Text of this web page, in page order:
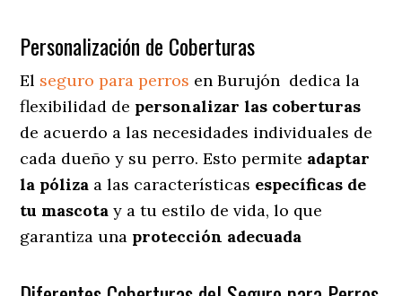
Personalización de Coberturas
El seguro para perros en Burujón dedica la
flexibilidad de personalizar las coberturas
de acuerdo a las necesidades individuales de
cada dueño y su perro. Esto permite adaptar
la póliza a las características específicas de
tu mascota y a tu estilo de vida, lo que
garantiza una protección adecuada